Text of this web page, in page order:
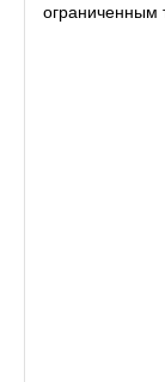
ограниченным